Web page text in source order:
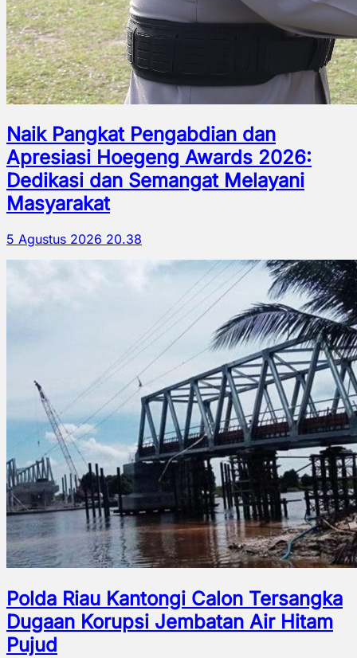
Naik Pangkat Pengabdian dan
Apresiasi Hoegeng Awards 2026:
Dedikasi dan Semangat Melayani
Masyarakat
5 Agustus 2026 20.38
Polda Riau Kantongi Calon Tersangka
Dugaan Korupsi Jembatan Air Hitam
Pujud